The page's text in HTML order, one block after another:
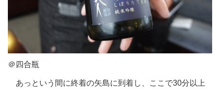
＠四合瓶
あっという間に終着の矢島に到着し、ここで30分以上